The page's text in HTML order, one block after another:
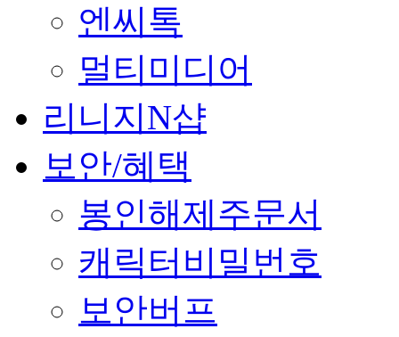
엔씨톡
멀티미디어
리니지N샵
보안/혜택
봉인해제주문서
캐릭터비밀번호
보안버프